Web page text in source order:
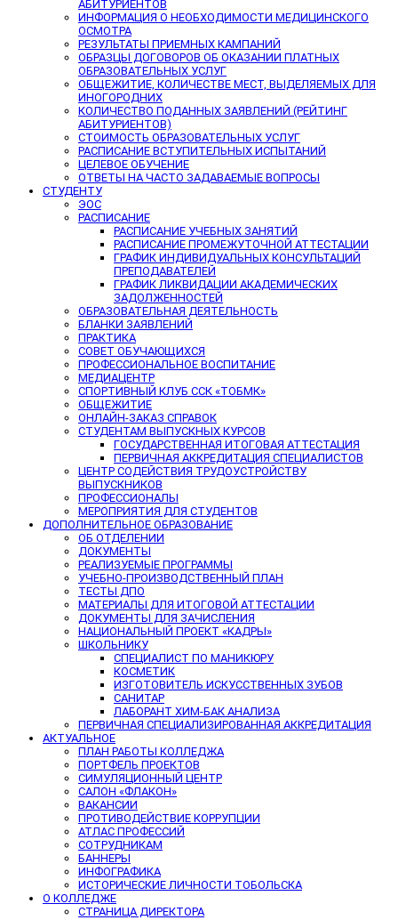
АБИТУРИЕНТОВ
ИНФОРМАЦИЯ О НЕОБХОДИМОСТИ МЕДИЦИНСКОГО
ОСМОТРА
РЕЗУЛЬТАТЫ ПРИЕМНЫХ КАМПАНИЙ
ОБРАЗЦЫ ДОГОВОРОВ ОБ ОКАЗАНИИ ПЛАТНЫХ
ОБРАЗОВАТЕЛЬНЫХ УСЛУГ
ОБЩЕЖИТИЕ, КОЛИЧЕСТВЕ МЕСТ, ВЫДЕЛЯЕМЫХ ДЛЯ
ИНОГОРОДНИХ
КОЛИЧЕСТВО ПОДАННЫХ ЗАЯВЛЕНИЙ (РЕЙТИНГ
АБИТУРИЕНТОВ)
СТОИМОСТЬ ОБРАЗОВАТЕЛЬНЫХ УСЛУГ
РАСПИСАНИЕ ВСТУПИТЕЛЬНЫХ ИСПЫТАНИЙ
ЦЕЛЕВОЕ ОБУЧЕНИЕ
ОТВЕТЫ НА ЧАСТО ЗАДАВАЕМЫЕ ВОПРОСЫ
СТУДЕНТУ
ЭОС
РАСПИСАНИЕ
РАСПИСАНИЕ УЧЕБНЫХ ЗАНЯТИЙ
РАСПИСАНИЕ ПРОМЕЖУТОЧНОЙ АТТЕСТАЦИИ
ГРАФИК ИНДИВИДУАЛЬНЫХ КОНСУЛЬТАЦИЙ
ПРЕПОДАВАТЕЛЕЙ
ГРАФИК ЛИКВИДАЦИИ АКАДЕМИЧЕСКИХ
ЗАДОЛЖЕННОСТЕЙ
ОБРАЗОВАТЕЛЬНАЯ ДЕЯТЕЛЬНОСТЬ
БЛАНКИ ЗАЯВЛЕНИЙ
ПРАКТИКА
СОВЕТ ОБУЧАЮЩИХСЯ
ПРОФЕССИОНАЛЬНОЕ ВОСПИТАНИЕ
МЕДИАЦЕНТР
СПОРТИВНЫЙ КЛУБ ССК «ТОБМК»
ОБЩЕЖИТИЕ
ОНЛАЙН-ЗАКАЗ СПРАВОК
СТУДЕНТАМ ВЫПУСКНЫХ КУРСОВ
ГОСУДАРСТВЕННАЯ ИТОГОВАЯ АТТЕСТАЦИЯ
ПЕРВИЧНАЯ АККРЕДИТАЦИЯ СПЕЦИАЛИСТОВ
ЦЕНТР СОДЕЙСТВИЯ ТРУДОУСТРОЙСТВУ
ВЫПУСКНИКОВ
ПРОФЕССИОНАЛЫ
МЕРОПРИЯТИЯ ДЛЯ СТУДЕНТОВ
ДОПОЛНИТЕЛЬНОЕ ОБРАЗОВАНИЕ
ОБ ОТДЕЛЕНИИ
ДОКУМЕНТЫ
РЕАЛИЗУЕМЫЕ ПРОГРАММЫ
УЧЕБНО-ПРОИЗВОДСТВЕННЫЙ ПЛАН
ТЕСТЫ ДПО
МАТЕРИАЛЫ ДЛЯ ИТОГОВОЙ АТТЕСТАЦИИ
ДОКУМЕНТЫ ДЛЯ ЗАЧИСЛЕНИЯ
НАЦИОНАЛЬНЫЙ ПРОЕКТ «КАДРЫ»
ШКОЛЬНИКУ
СПЕЦИАЛИСТ ПО МАНИКЮРУ
КОСМЕТИК
ИЗГОТОВИТЕЛЬ ИСКУССТВЕННЫХ ЗУБОВ
САНИТАР
ЛАБОРАНТ ХИМ-БАК АНАЛИЗА
ПЕРВИЧНАЯ СПЕЦИАЛИЗИРОВАННАЯ АККРЕДИТАЦИЯ
АКТУАЛЬНОЕ
ПЛАН РАБОТЫ КОЛЛЕДЖА
ПОРТФЕЛЬ ПРОЕКТОВ
СИМУЛЯЦИОННЫЙ ЦЕНТР
САЛОН «ФЛАКОН»
ВАКАНСИИ
ПРОТИВОДЕЙСТВИЕ КОРРУПЦИИ
АТЛАС ПРОФЕССИЙ
СОТРУДНИКАМ
БАННЕРЫ
ИНФОГРАФИКА
ИСТОРИЧЕСКИЕ ЛИЧНОСТИ ТОБОЛЬСКА
О КОЛЛЕДЖЕ
СТРАНИЦА ДИРЕКТОРА